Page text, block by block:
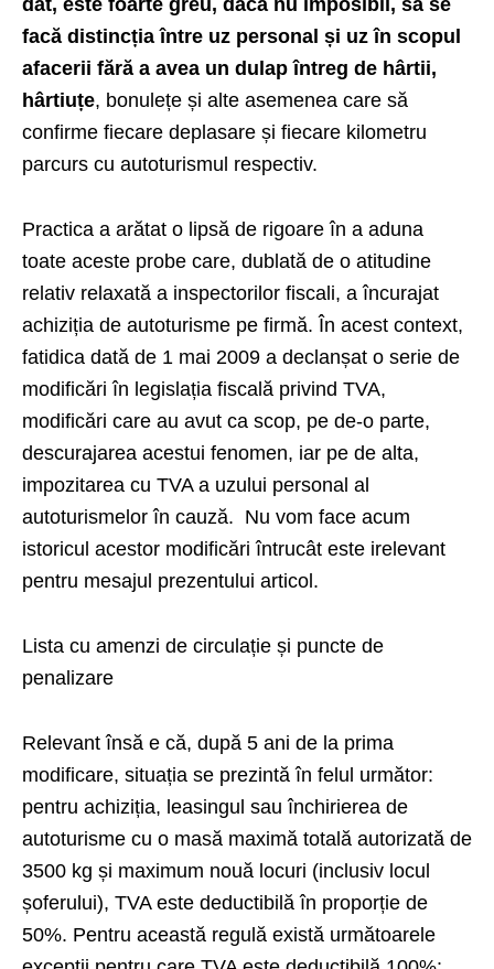
dat, este foarte greu, dacă nu imposibil, să se
facă distincția între uz personal și uz în scopul
afacerii fără a avea un dulap întreg de hârtii,
hârtiuțe, bonulețe și alte asemenea care să
confirme fiecare deplasare și fiecare kilometru
parcurs cu autoturismul respectiv.
Practica a arătat o lipsă de rigoare în a aduna
toate aceste probe care, dublată de o atitudine
relativ relaxată a inspectorilor fiscali, a încurajat
achiziția de autoturisme pe firmă. În acest context,
fatidica dată de 1 mai 2009 a declanșat o serie de
modificări în legislația fiscală privind TVA,
modificări care au avut ca scop, pe de-o parte,
descurajarea acestui fenomen, iar pe de alta,
impozitarea cu TVA a uzului personal al
autoturismelor în cauză. Nu vom face acum
istoricul acestor modificări întrucât este irelevant
pentru mesajul prezentului articol.
Lista cu amenzi de circulație și puncte de
penalizare
Relevant însă e că, după 5 ani de la prima
modificare, situația se prezintă în felul următor:
pentru achiziția, leasingul sau închirierea de
autoturisme cu o masă maximă totală autorizată de
3500 kg și maximum nouă locuri (inclusiv locul
șoferului), TVA este deductibilă în proporție de
50%. Pentru această regulă există următoarele